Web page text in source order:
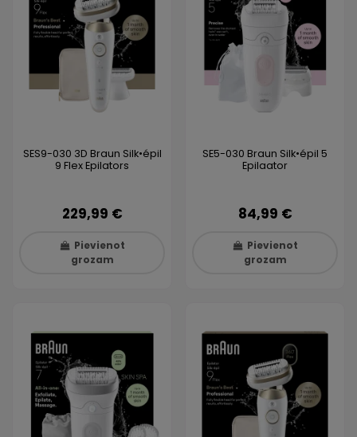
SES9-030 3D Braun Silk•épil
9 Flex Epilators
229,99 €
Pievienot
grozam
SE5-030 Braun Silk•épil 5
Epilaator
84,99 €
Pievienot
grozam